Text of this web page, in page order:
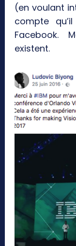
(en voulant
compte
Facebook.
existent.